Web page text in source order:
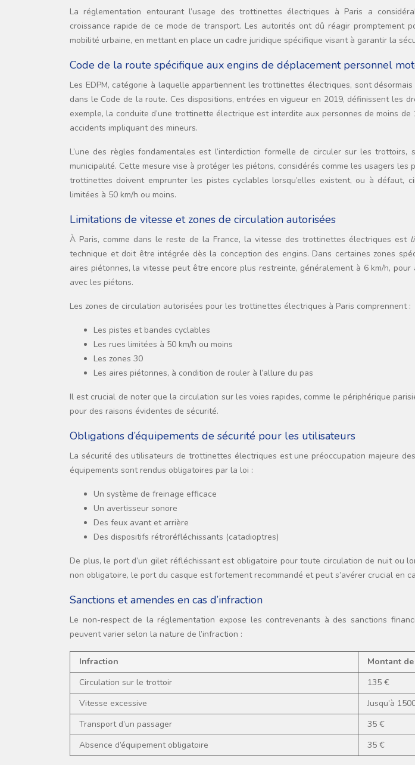
La réglementation entourant l’usage des trottinettes électriques à Paris a
croissance rapide de ce mode de transport. Les autorités ont dû réagir promptement
mobilité urbaine, en mettant en place un cadre juridique spécifique visant à garantir la
Code de la route spécifique aux engins de déplacement personnel
Les EDPM, catégorie à laquelle appartiennent les trottinettes électriques, sont
dans le Code de la route. Ces dispositions, entrées en vigueur en 2019, définissent les
exemple, la conduite d’une trottinette électrique est interdite aux personnes de moins
accidents impliquant des mineurs.
L’une des règles fondamentales est l’interdiction formelle de circuler sur les
municipalité. Cette mesure vise à protéger les piétons, considérés comme les usagers les
trottinettes doivent emprunter les pistes cyclables lorsqu’elles existent, ou à défaut,
limitées à 50 km/h ou moins.
Limitations de vitesse et zones de circulation autorisées
À Paris, comme dans le reste de la France, la vitesse des trottinettes électriques est
technique et doit être intégrée dès la conception des engins. Dans certaines zones
aires piétonnes, la vitesse peut être encore plus restreinte, généralement à 6 km/h,
avec les piétons.
Les zones de circulation autorisées pour les trottinettes électriques à Paris comprennent :
Les pistes et bandes cyclables
Les rues limitées à 50 km/h ou moins
Les zones 30
Les aires piétonnes, à condition de rouler à l’allure du pas
Il est crucial de noter que la circulation sur les voies rapides, comme le périphérique
pour des raisons évidentes de sécurité.
Obligations d’équipements de sécurité pour les utilisateurs
La sécurité des utilisateurs de trottinettes électriques est une préoccupation majeure
équipements sont rendus obligatoires par la loi :
Un système de freinage efficace
Un avertisseur sonore
Des feux avant et arrière
Des dispositifs rétroréfléchissants (catadioptres)
De plus, le port d’un gilet réfléchissant est obligatoire pour toute circulation de nuit ou
non obligatoire, le port du casque est fortement recommandé et peut s’avérer crucial en
Sanctions et amendes en cas d’infraction
Le non-respect de la réglementation expose les contrevenants à des sanctions
peuvent varier selon la nature de l’infraction :
Infraction
Montant de
Circulation sur le trottoir
135 €
Vitesse excessive
Jusqu’à
Transport d’un passager
35 €
Absence d’équipement obligatoire
35 €